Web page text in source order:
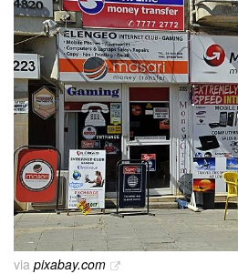
via pixabay.com